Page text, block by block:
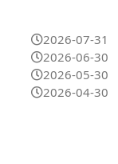
2026-07-31
2026-06-30
2026-05-30
2026-04-30